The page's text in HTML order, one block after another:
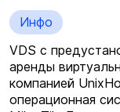
Инфо
VDS с
аренды
компанией
операционная